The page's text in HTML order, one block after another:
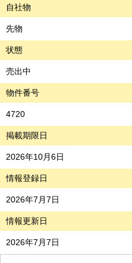
自社物
先物
状態
売出中
物件番号
4720
掲載期限日
2026年10月6日
情報登録日
2026年7月7日
情報更新日
2026年7月7日